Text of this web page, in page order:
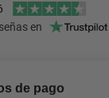
de pago